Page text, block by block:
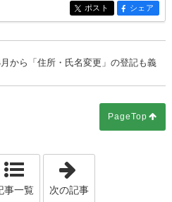
entry10435
ポスト entry10435
シェア
から「住所・氏名変更」の登記も義
PageTop
20260414 お風呂のニュースから世
事一覧 次の記事